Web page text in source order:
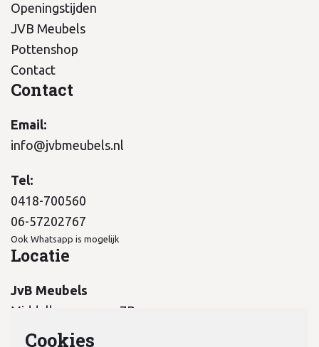
Openingstijden
JVB Meubels
Pottenshop
Contact
Contact
Email:
info@jvbmeubels.nl
Tel:
0418-700560
06-57202767
Ook Whatsapp is mogelijk
Locatie
JvB Meubels
Middelkampseweg 7B
5311 PC Gameren
Cookies